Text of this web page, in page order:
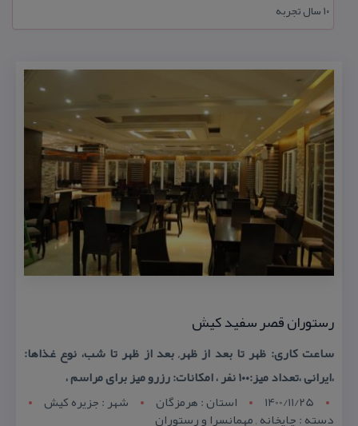
۱۰ سال تجربه
رستوران قصر سفید كیش
ساعت كاری: ظهر تا بعد از ظهر, بعد از ظهر تا شب، نوع غذاها:
،ایرانی ،تعداد میز:۱۰۰ نفر ، امكانات: رزرو میز برای مراسم ،
1400/11/25
استان : هرمزگان شهر : جزيره کيش
دسته : چایخانه , مهمانسرا و رستوران